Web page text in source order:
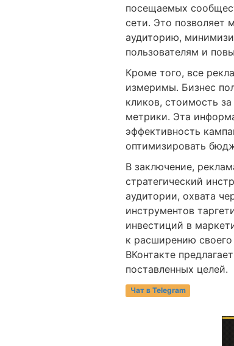
посещаемых
сети. Это позволяет
аудиторию,
пользователям и
Кроме того, все
измеримы. Бизнес
кликов, стоимость
метрики. Эта
эффективность
оптимизировать
В заключение,
стратегический
аудитории, охвата
инструментов
инвестиций в
к расширению
ВКонтакте
поставленных целей.
Чат в Telegram